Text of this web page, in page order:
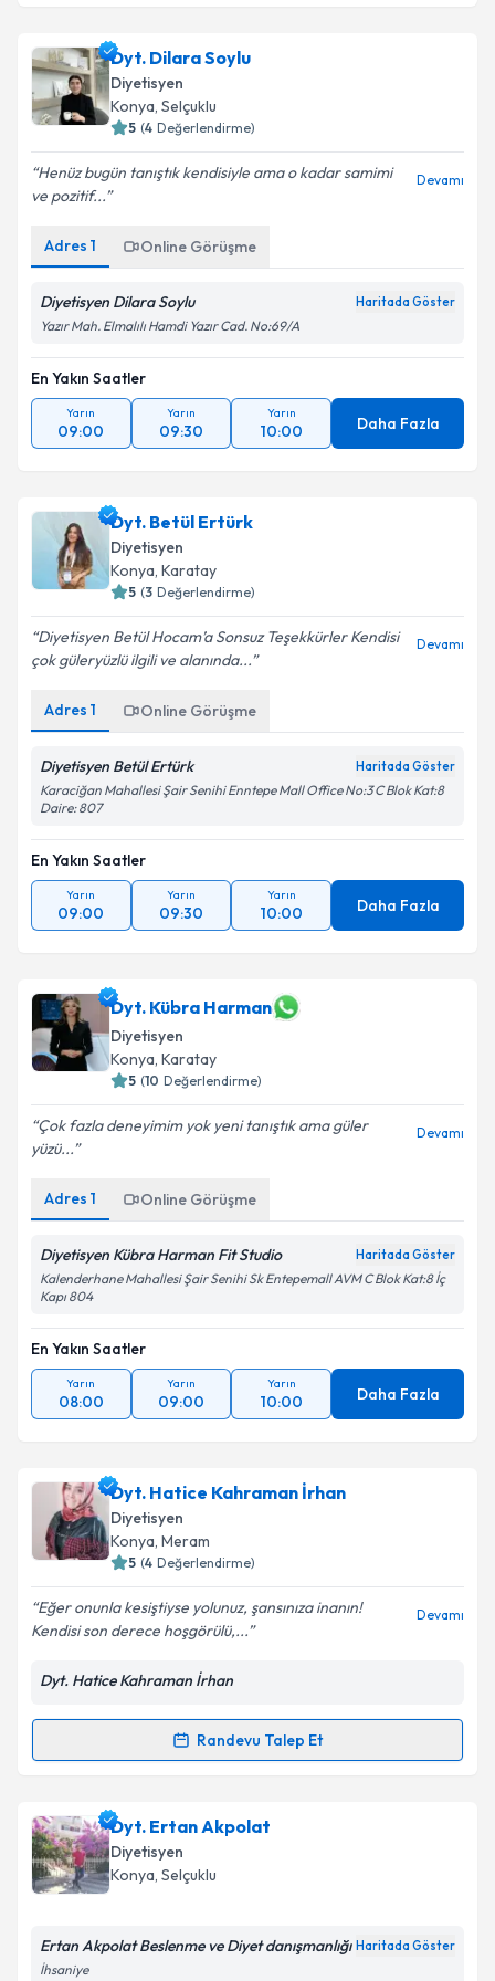
takvim hazırlandığında e-posta ile bilgilendireceğiz.
E-posta Adresiniz
kapsamda işlenmesini kabul ediyorum.
Takvim Talebini Gönder
Dyt. Dilara Soylu
Diyetisyen
Konya, Selçuklu
5 (4 Değerlendirme)
Henüz bugün tanıştık kendisiyle ama o kadar samimi
ve pozitif...
Devamı
Adres 1 Online Görüşme
Diyetisyen Dilara Soylu Haritada Göster
Yazır Mah. Elmalılı Hamdi Yazır Cad. No:69/A
En Yakın Saatler
Yarın
09:00
Yarın
09:30
Yarın
10:00 Daha Fazla
Dyt. Betül Ertürk
Diyetisyen
Konya, Karatay
5 (3 Değerlendirme)
Diyetisyen Betül Hocam’a Sonsuz Teşekkürler Kendisi
çok güleryüzlü ilgili ve alanında...
Devamı
Adres 1 Online Görüşme
Diyetisyen Betül Ertürk Haritada Göster
Karaciğan Mahallesi Şair Senihi Enntepe Mall Office No:3 C Blok Kat:8
Daire: 807
En Yakın Saatler
Yarın
09:00
Yarın
09:30
Yarın
10:00 Daha Fazla
Dyt. Kübra Harman
Diyetisyen
Konya, Karatay
5 (10 Değerlendirme)
Çok fazla deneyimim yok yeni tanıştık ama güler
yüzü...
Devamı
Adres 1 Online Görüşme
Diyetisyen Kübra Harman Fit Studio Haritada Göster
Kalenderhane Mahallesi Şair Senihi Sk Entepemall AVM C Blok Kat:8 İç
Kapı 804
En Yakın Saatler
Yarın
08:00
Yarın
09:00
Yarın
10:00 Daha Fazla
Dyt. Hatice Kahraman İrhan
Diyetisyen
Konya, Meram
5 (4 Değerlendirme)
Eğer onunla kesiştiyse yolunuz, şansınıza inanın!
Kendisi son derece hoşgörülü,...
Devamı
Dyt. Hatice Kahraman İrhan
Randevu Talep Et
Randevu Takvimi Talebi
Dyt. Hatice Kahraman İrhan
talebi oluşturun. Size bu uzmandan randevu almanız
için bir takvim hazırlandığında e-posta ile
bilgilendireceğiz.
Dyt. Ertan Akpolat
Diyetisyen
Konya, Selçuklu
Ertan Akpolat Beslenme ve Diyet danışmanlığı Haritada Göster
İhsaniye